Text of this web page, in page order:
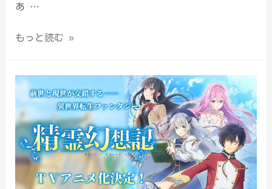
あ …
もっと読む »